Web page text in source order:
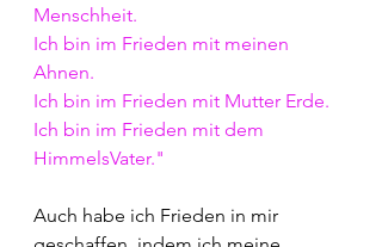
Menschheit.
Ich bin im Frieden mit meinen
Ahnen.
Ich bin im Frieden mit Mutter Erde.
Ich bin im Frieden mit dem
HimmelsVater."
Auch habe ich Frieden in mir